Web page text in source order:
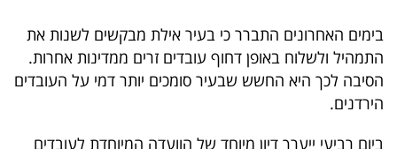
בימים האחרונים התברר כי בעיר אילת מבקשים לשנות את
התמהיל ולשלוח באופן דחוף עובדים זרים ממדינות אחרות.
הסיבה לכך היא החשש שבעיר סומכים יותר דמי על העובדים
הירדנים.
ביום רביעי ייערך דיון מיוחד של הוועדה המיוחדת לעובדים